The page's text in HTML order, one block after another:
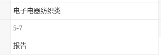
电子电器纺织类
5-7
报告